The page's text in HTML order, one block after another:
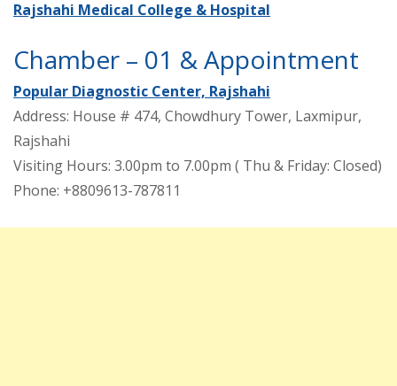
Rajshahi Medical College & Hospital
Chamber – 01 & Appointment
Popular Diagnostic Center, Rajshahi
Address: House # 474, Chowdhury Tower, Laxmipur,
Rajshahi
Visiting Hours: 3.00pm to 7.00pm ( Thu & Friday: Closed)
Phone: +8809613-787811